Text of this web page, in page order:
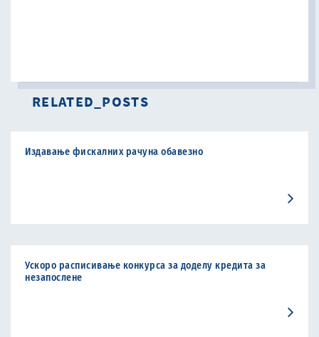
RELATED_POSTS
Издавање фискалних рачуна обавезно
Ускоро расписивање конкурса за доделу кредита за
незапослене